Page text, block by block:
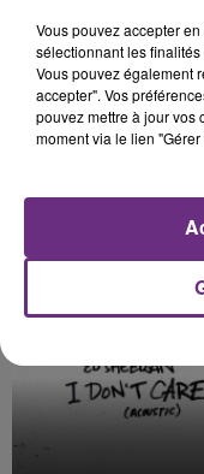
BRUNO MARS
I Just Might
6h32
6h32
Vous pouvez accepter
sélectionnant les
Vous pouvez également
accepter". Vos
pouvez mettre à jour vos
moment via le lien